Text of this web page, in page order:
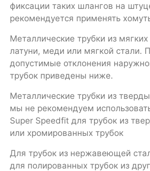
фиксации таких шлангов на
рекомендуется применять
Металлические трубки из
латуни, меди или мягкой стали.
допустимые отклонения
трубок приведены ниже.
Металлические трубки из
мы не рекомендуем
Super Speedfit для трубок из
или хромированных трубок
Для трубок из нержавеющей
для полированных трубок из